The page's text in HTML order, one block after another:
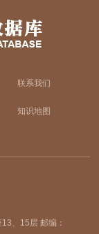
联系我们
知识地图
、15层 邮编：